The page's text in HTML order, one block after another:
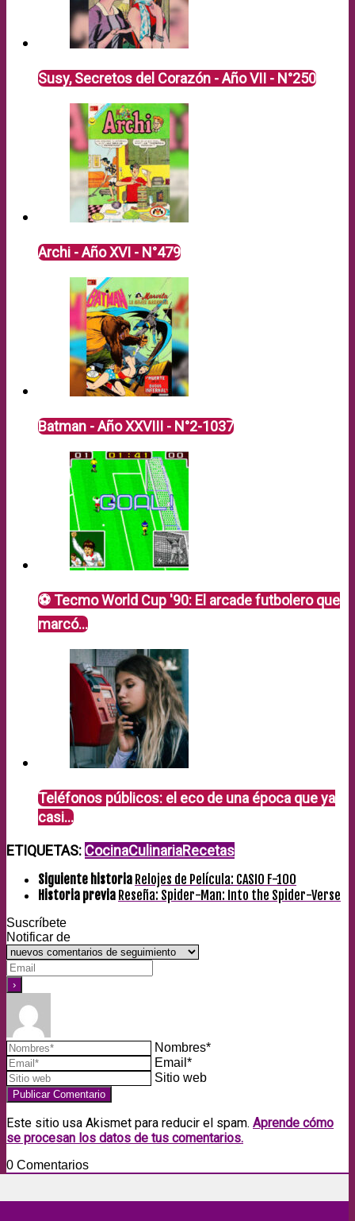
Susy, Secretos del Corazón - Año VII - N°250
Archi - Año XVI - N°479
Batman - Año XXVIII - N°2-1037
⚽ Tecmo World Cup '90: El arcade futbolero que
marcó…
Teléfonos públicos: el eco de una época que ya
casi…
ETIQUETAS: CocinaCulinariaRecetas
Siguiente historia Relojes de Película: CASIO F-100
Historia previa Reseña: Spider-Man: Into the Spider-Verse
Suscríbete
Notificar de
Nombres*
Email*
Sitio web
Este sitio usa Akismet para reducir el spam. Aprende cómo
se procesan los datos de tus comentarios.
0 Comentarios